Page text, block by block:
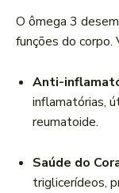
O ômega 3
funções do corpo.
Anti-
inflamatórias,
reumatoide.
Saúde do
triglicerídeos,